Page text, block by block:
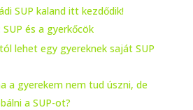
SUP kaland itt kezdődik!
és a gyerkőcök
lehet egy gyereknek saját SUP
a gyerekem nem tud úszni, de
a SUP-ot?